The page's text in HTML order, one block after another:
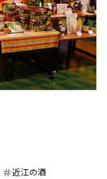
近江の酒